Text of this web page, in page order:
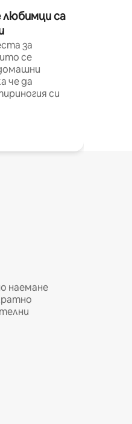
са
за
се
че да
си
наемане